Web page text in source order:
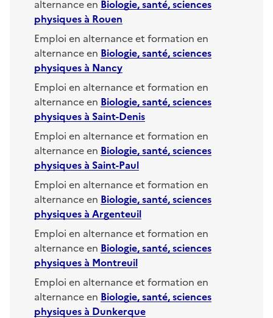
alternance en Biologie, santé, sciences
physiquesà Rouen
Emploi en alternance et formation en
alternance en Biologie, santé, sciences
physiquesà Nancy
Emploi en alternance et formation en
alternance en Biologie, santé, sciences
physiquesà Saint-Denis
Emploi en alternance et formation en
alternance en Biologie, santé, sciences
physiquesà Saint-Paul
Emploi en alternance et formation en
alternance en Biologie, santé, sciences
physiquesà Argenteuil
Emploi en alternance et formation en
alternance en Biologie, santé, sciences
physiquesà Montreuil
Emploi en alternance et formation en
alternance en Biologie, santé, sciences
physiquesà Dunkerque